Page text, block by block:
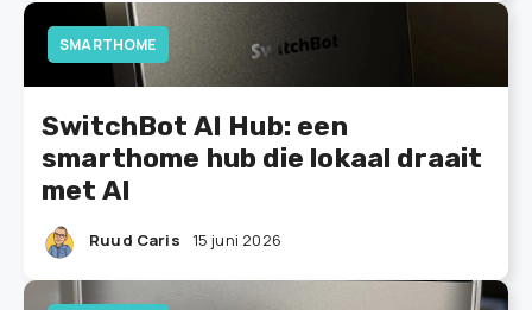
SMARTHOME
SwitchBot AI Hub: een
smarthome hub die lokaal draait
met AI
Ruud Caris 15 juni 2026